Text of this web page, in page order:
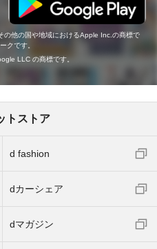
他の国や地域におけるApple Inc.の商標で
クです。
LLC の商標です。
トストア
d fashion
dカーシェア
dマガジン